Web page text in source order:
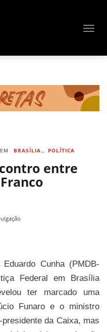
EM BRASÍLIA , POLÍTICA
entre
Cunha (PMDB-
Federal em Brasília
ter marcado uma
Funaro e o ministro
da Caixa, mas